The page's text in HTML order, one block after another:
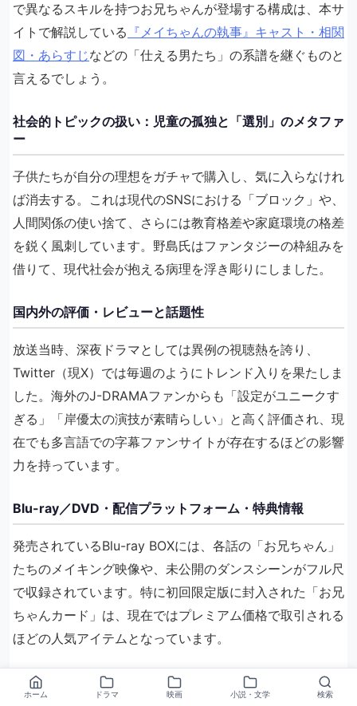
で異なるスキルを持つお兄ちゃんが登場する構成は、本サ
イトで解説している 『メイちゃんの執事』キャスト・相関
図・あらすじなどの「仕える男たち」の系譜を継ぐものと
言えるでしょう。
社会的トピックの扱い：児童の孤独と「選別」のメタファ
ー
子供たちが自分の理想をガチャで購入し、気に入らなけれ
ば消去する。これは現代のSNSにおける「ブロック」や、
人間関係の使い捨て、さらには教育格差や家庭環境の格差
を鋭く風刺しています。野島氏はファンタジーの枠組みを
借りて、現代社会が抱える病理を浮き彫りにしました。
国内外の評価・レビューと話題性
放送当時、深夜ドラマとしては異例の視聴熱を誇り、
Twitter（現X）では毎週のようにトレンド入りを果たしま
した。海外のJ-DRAMAファンからも「設定がユニークす
ぎる」「岸優太の演技が素晴らしい」と高く評価され、現
在でも多言語での字幕ファンサイトが存在するほどの影響
力を持っています。
Blu-ray／DVD・配信プラットフォーム・特典情報
発売されているBlu-ray BOXには、各話の「お兄ちゃん」
たちのメイキング映像や、未公開のダンスシーンがフル尺
で収録されています。特に初回限定版に封入された「お兄
ちゃんカード」は、現在ではプレミアム価格で取引される
ほどの人気アイテムとなっています。
関連作品・似ている設定のドラマおすすめ
ホーム ドラマ 映画 小説・文学 検索